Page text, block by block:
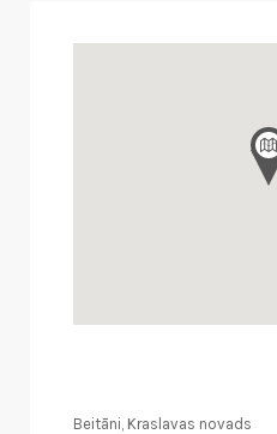
Beitāni, Kraslavas novads